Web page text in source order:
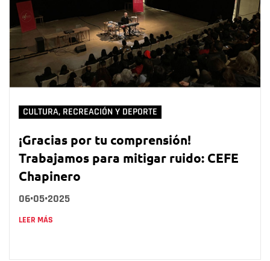
CULTURA, RECREACIÓN Y DEPORTE
¡Gracias por tu comprensión!
Trabajamos para mitigar ruido: CEFE
Chapinero
06•05•2025
LEER MÁS